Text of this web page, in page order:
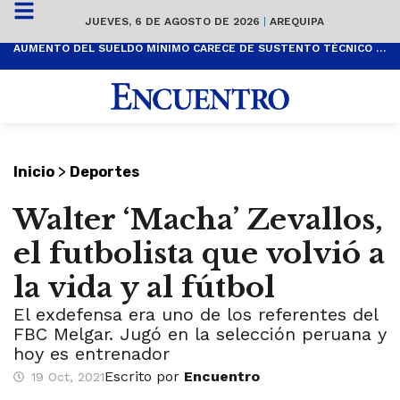
JUEVES, 6 DE AGOSTO DE 2026 | AREQUIPA
AUMENTO DEL SUELDO MÍNIMO CARECE DE SUSTENTO TÉCNICO Y ES POPULISTA
Inicio > Deportes
Walter ‘Macha’ Zevallos,
el futbolista que volvió a
la vida y al fútbol
El exdefensa era uno de los referentes del
FBC Melgar. Jugó en la selección peruana y
hoy es entrenador
19 Oct, 2021Escrito por Encuentro